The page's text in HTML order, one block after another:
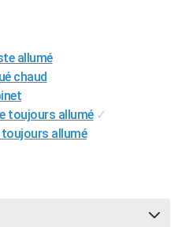
allumé
chaud
toujours allumé ✓
allumé